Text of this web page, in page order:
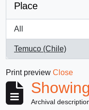
Place
All
Temuco (Chile)
, 1 results
Print preview Close
Archival